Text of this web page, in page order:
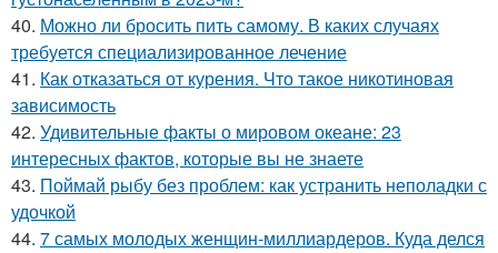
40. Можно ли бросить пить самому. В каких случаях
требуется специализированное лечение
41. Как отказаться от курения. Что такое никотиновая
зависимость
42. Удивительные факты о мировом океане: 23
интересных фактов, которые вы не знаете
43. Поймай рыбу без проблем: как устранить неполадки с
удочкой
44. 7 самых молодых женщин-миллиардеров. Куда делся